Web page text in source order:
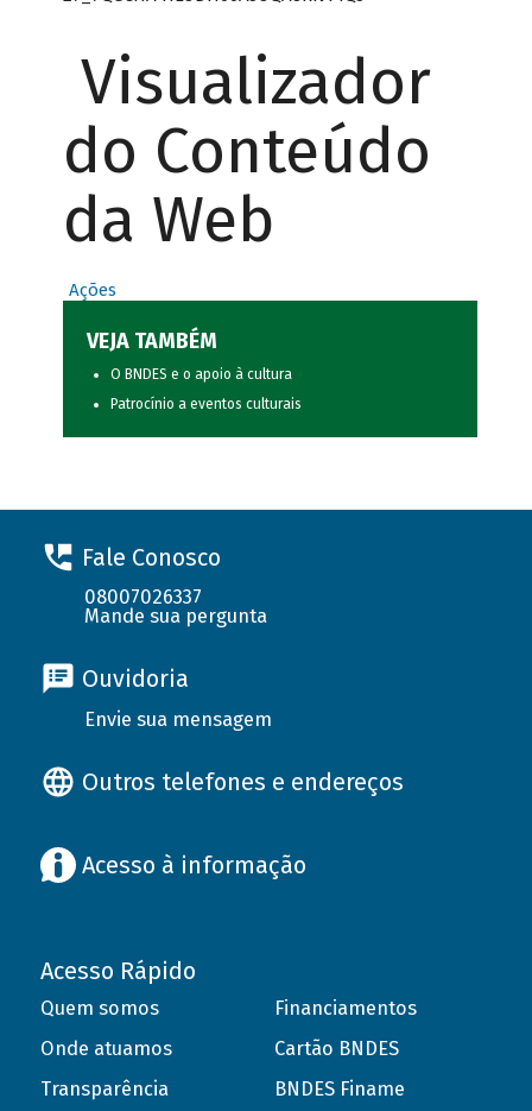
Visualizador
do Conteúdo
da Web
Ações
VEJA TAMBÉM
O BNDES e o apoio à cultura
Patrocínio a eventos culturais
Fale Conosco
08007026337
Mande sua pergunta
Ouvidoria
Envie sua mensagem
Outros telefones e endereços
Acesso à informação
Acesso Rápido
Quem somos
Onde atuamos
Transparência
Financiamentos
Cartão BNDES
BNDES Finame